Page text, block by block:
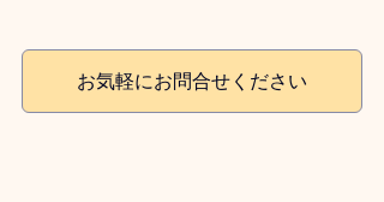
お気軽にお問合せください